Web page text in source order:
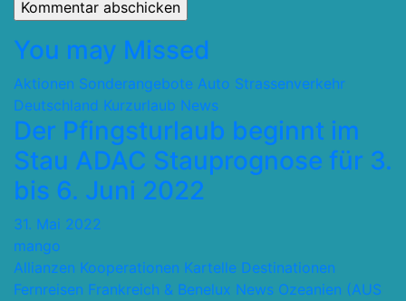
You may Missed
Aktionen Sonderangebote Auto Strassenverkehr
Deutschland Kurzurlaub News
Der Pfingsturlaub beginnt im
Stau ADAC Stauprognose für 3.
bis 6. Juni 2022
31. Mai 2022
mango
Allianzen Kooperationen Kartelle Destinationen
Fernreisen Frankreich & Benelux News Ozeanien (AUS